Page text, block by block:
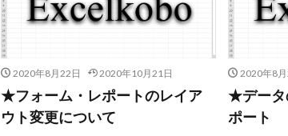
2020年8月22日 2020年10月21日
★フォーム・レポートのレイア
ウト変更について
2020年8
★データ
ポート
#jaroussky
#jazz #composer
#bach #片山俊幸
#baroque #bach #cantata #
#blavet
#boysoprano #classic
#caldara
#canon #cantata
#kaiser
#vivaldi